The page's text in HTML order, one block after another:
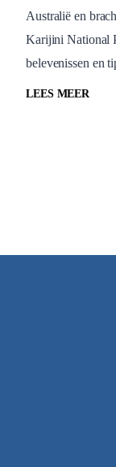
Margret
National
Australië
Australië en
Karijini National
belevenissen en
LEES MEER